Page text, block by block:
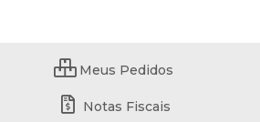
Meus Pedidos
Notas Fiscais